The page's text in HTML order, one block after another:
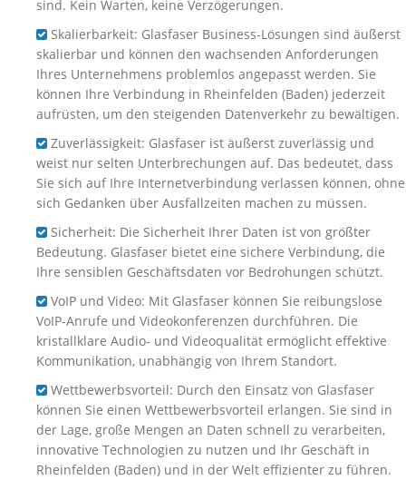
sind. Kein Warten, keine Verzögerungen.
Skalierbarkeit: Glasfaser Business-Lösungen sind äußerst
skalierbar und können den wachsenden Anforderungen
Ihres Unternehmens problemlos angepasst werden. Sie
können Ihre Verbindung in Rheinfelden (Baden) jederzeit
aufrüsten, um den steigenden Datenverkehr zu bewältigen.
Zuverlässigkeit: Glasfaser ist äußerst zuverlässig und
weist nur selten Unterbrechungen auf. Das bedeutet, dass
Sie sich auf Ihre Internetverbindung verlassen können, ohne
sich Gedanken über Ausfallzeiten machen zu müssen.
Sicherheit: Die Sicherheit Ihrer Daten ist von größter
Bedeutung. Glasfaser bietet eine sichere Verbindung, die
Ihre sensiblen Geschäftsdaten vor Bedrohungen schützt.
VoIP und Video: Mit Glasfaser können Sie reibungslose
VoIP-Anrufe und Videokonferenzen durchführen. Die
kristallklare Audio- und Videoqualität ermöglicht effektive
Kommunikation, unabhängig von Ihrem Standort.
Wettbewerbsvorteil: Durch den Einsatz von Glasfaser
können Sie einen Wettbewerbsvorteil erlangen. Sie sind in
der Lage, große Mengen an Daten schnell zu verarbeiten,
innovative Technologien zu nutzen und Ihr Geschäft in
Rheinfelden (Baden) und in der Welt effizienter zu führen.